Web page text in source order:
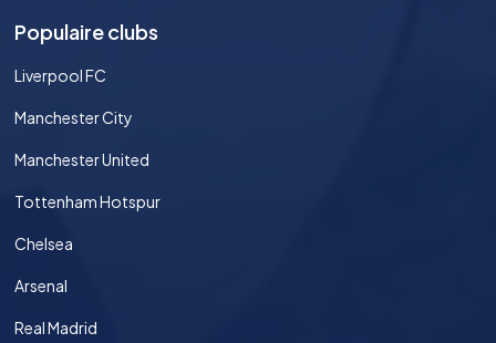
Populaire clubs
Liverpool FC
Manchester City
Manchester United
Tottenham Hotspur
Chelsea
Arsenal
Real Madrid